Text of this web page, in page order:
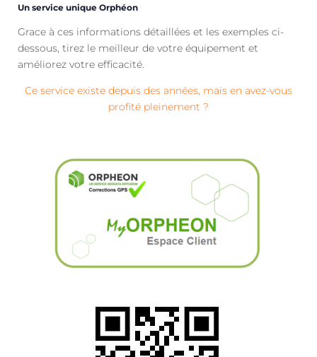
Un service unique Orphéon
Grace à ces informations détaillées et les exemples ci-
dessous, tirez le meilleur de votre équipement et
améliorez votre efficacité.
Ce service existe depuis des années, mais en avez-vous
profité pleinement ?